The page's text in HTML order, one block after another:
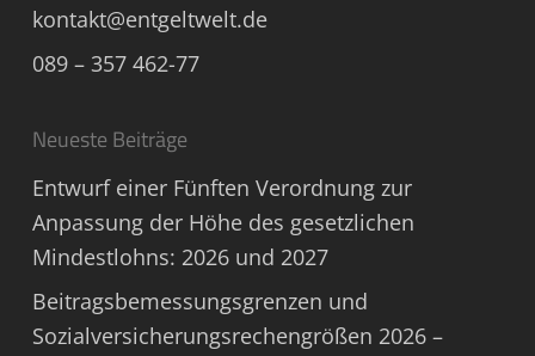
kontakt@entgeltwelt.de
089 – 357 462-77
Neueste Beiträge
Entwurf einer Fünften Verordnung zur
Anpassung der Höhe des gesetzlichen
Mindestlohns: 2026 und 2027
Beitragsbemessungsgrenzen und
Sozialversicherungsrechengrößen 2026 –